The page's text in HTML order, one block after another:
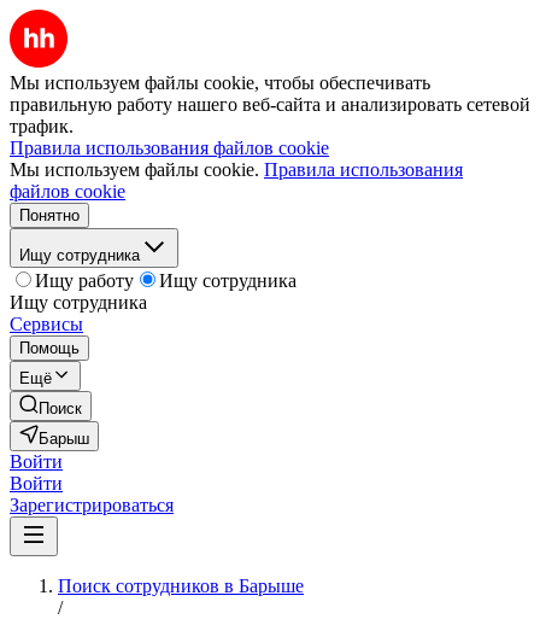
Мы используем файлы cookie, чтобы обеспечивать
правильную работу нашего веб-сайта и анализировать сетевой
трафик.
Правила использования файлов cookie
Мы используем файлы cookie. Правила использования
файлов cookie
Понятно
Ищу сотрудника
Ищу работу
Ищу сотрудника
Ищу сотрудника
Сервисы
Помощь
Ещё
Поиск
Барыш
Войти
Войти
Зарегистрироваться
Поиск сотрудников в Барыше
/